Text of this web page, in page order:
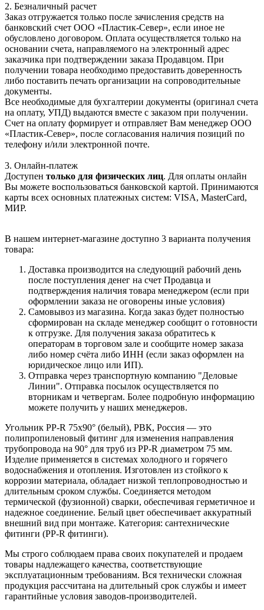
2. Безналичный расчет
Заказ отгружается только после зачисления средств на
банковский счет ООО «Пластик-Север», если иное не
обусловлено договором. Оплата осуществляется только на
основании счета, направляемого на электронный адрес
заказчика при подтверждении заказа Продавцом. При
получении товара необходимо предоставить доверенность
либо поставить печать организации на сопроводительные
документы.
Все необходимые для бухгалтерии документы (оригинал счета
на оплату, УПД) выдаются вместе с заказом при получении.
Счет на оплату формирует и отправляет Вам менеджер ООО
«Пластик-Север», после согласования наличия позиций по
телефону и/или электронной почте.
3. Онлайн-платеж
Доступен только для физических лиц. Для оплаты онлайн
Вы можете воспользоваться банковской картой. Принимаются
карты всех основных платежных систем: VISA, MasterCard,
МИР.
В нашем интернет-магазине доступно 3 варианта получения
товара:
Доставка производится на следующий рабочий день
после поступления денег на счет Продавца и
подтверждения наличия товара менеджером (если при
оформлении заказа не оговорены иные условия)
Самовывоз из магазина. Когда заказ будет полностью
сформирован на складе менеджер сообщит о готовности
к отгрузке. Для получения заказа обратитесь к
операторам в торговом зале и сообщите номер заказа
либо номер счёта либо ИНН (если заказ оформлен на
юридическое лицо или ИП).
Отправка через транспортную компанию "Деловые
Линии". Отправка посылок осуществляется по
вторникам и четвергам. Более подробную информацию
можете получить у наших менеджеров.
Угольник PP‑R 75х90° (белый), РВК, Россия — это
полипропиленовый фитинг для изменения направления
трубопровода на 90° для труб из PP‑R диаметром 75 мм.
Изделие применяется в системах холодного и горячего
водоснабжения и отопления. Изготовлен из стойкого к
коррозии материала, обладает низкой теплопроводностью и
длительным сроком службы. Соединяется методом
термической (фузионной) сварки, обеспечивая герметичное и
надежное соединение. Белый цвет обеспечивает аккуратный
внешний вид при монтаже. Категория: сантехнические
фитинги (PP‑R фитинги).
Мы строго соблюдаем права своих покупателей и продаем
товары надлежащего качества, соответствующие
эксплуатационным требованиям. Вся технически сложная
продукция рассчитана на длительный срок службы и имеет
гарантийные условия заводов-производителей.